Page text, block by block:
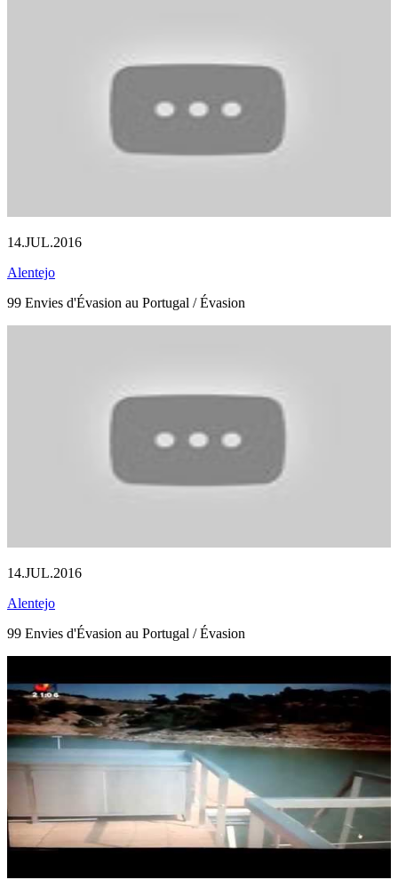
14.JUL.2016
Alentejo
99 Envies d'Évasion au Portugal / Évasion
14.JUL.2016
Alentejo
99 Envies d'Évasion au Portugal / Évasion